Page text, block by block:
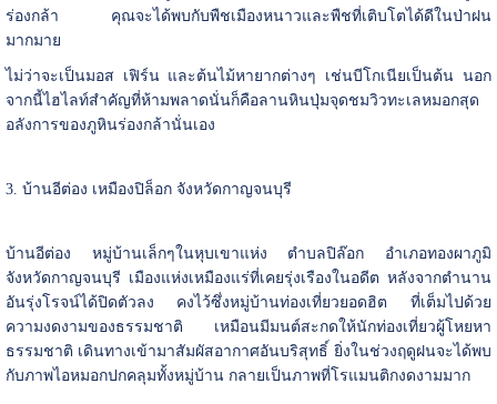
ร่องกล้า คุณจะได้พบกับพืชเมืองหนาวและพืชที่เติบโตได้ดีในป่าฝน
มากมาย
ไม่ว่าจะเป็นมอส เฟิร์น และต้นไม้หายากต่างๆ เช่นบีโกเนียเป็นต้น นอก
จากนี้ไฮไลท์สำคัญที่ห้ามพลาดนั่นก็คือลานหินปุ่มจุดชมวิวทะเลหมอกสุด
อลังการของภูหินร่องกล้านั่นเอง
3. บ้านอีต่อง เหมืองปิล็อก จังหวัดกาญจนบุรี
บ้านอีต่อง หมู่บ้านเล็กๆในหุบเขาแห่ง ตำบลปิล๊อก อำเภอทองผาภูมิ
จังหวัดกาญจนบุรี เมืองแห่งเหมืองแร่ที่เคยรุ่งเรืองในอดีต หลังจากตำนาน
อันรุ่งโรจน์ได้ปิดตัวลง คงไว้ซึ่งหมู่บ้านท่องเที่ยวยอดฮิต ที่เต็มไปด้วย
ความงดงามของธรรมชาติ เหมือนมีมนต์สะกดให้นักท่องเที่ยวผู้โหยหา
ธรรมชาติ เดินทางเข้ามาสัมผัสอากาศอันบริสุทธิ์ ยิ่งในช่วงฤดูฝนจะได้พบ
กับภาพไอหมอกปกคลุมทั้งหมู่บ้าน กลายเป็นภาพที่โรแมนติกงดงามมาก